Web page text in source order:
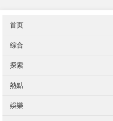
首页
綜合
探索
熱點
娛樂